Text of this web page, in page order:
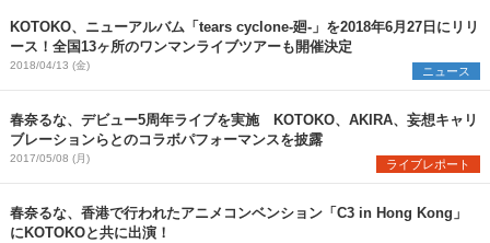
KOTOKO、ニューアルバム「tears cyclone-廻-」を2018年6月27日にリリ
ース！全国13ヶ所のワンマンライブツアーも開催決定
2018/04/13 (金) ニュース
春奈るな、デビュー5周年ライブを実施 KOTOKO、AKIRA、妄想キャリ
ブレーションらとのコラボパフォーマンスを披露
2017/05/08 (月) ライブレポート
春奈るな、香港で行われたアニメコンベンション「C3 in Hong Kong」
にKOTOKOと共に出演！